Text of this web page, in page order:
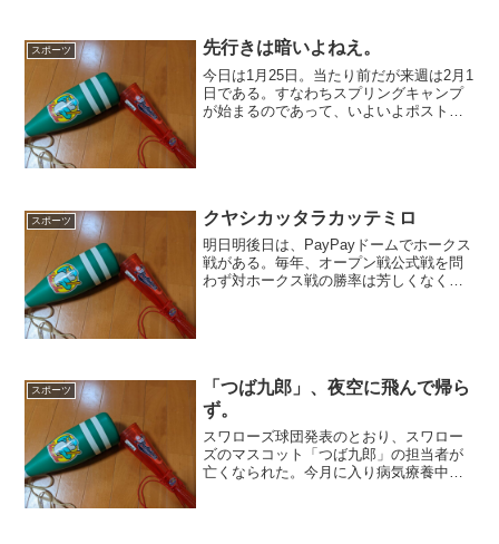
レモニーがあった...
スポーツ 先行きは暗いよねえ。
今日は1月25日。当たり前だが来週は2月1
日である。すなわちスプリングキャンプ
が始まるのであって、いよいよポストシ
スポーツ クヤシカッタラカッテミロ
明日明後日は、PayPayドームでホークス
戦がある。毎年、オープン戦公式戦を問
わず対ホークス戦の勝率は芳しくなく、
スポーツ
「つば九郎」、夜空に飛んで帰ら
ず。
スワローズ球団発表のとおり、スワロー
ズのマスコット「つば九郎」の担当者が
亡くなられた。今月に入り病気療養中と